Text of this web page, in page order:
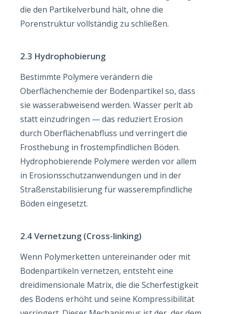
die den Partikelverbund hält, ohne die
Porenstruktur vollständig zu schließen.
2.3 Hydrophobierung
Bestimmte Polymere verändern die
Oberflächenchemie der Bodenpartikel so, dass
sie wasserabweisend werden. Wasser perlt ab
statt einzudringen — das reduziert Erosion
durch Oberflächenabfluss und verringert die
Frosthebung in frostempfindlichen Böden.
Hydrophobierende Polymere werden vor allem
in Erosionsschutzanwendungen und in der
Straßenstabilisierung für wasserempfindliche
Böden eingesetzt.
2.4 Vernetzung (Cross-linking)
Wenn Polymerketten untereinander oder mit
Bodenpartikeln vernetzen, entsteht eine
dreidimensionale Matrix, die die Scherfestigkeit
des Bodens erhöht und seine Kompressibilität